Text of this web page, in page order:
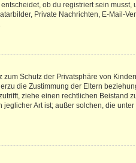
ob du registriert sein
Private Nachrichten, E-Mail-
Schutz der Privatsphäre von
die Zustimmung der Eltern
ziehe einen rechtlichen Beistand
Art ist; außer solchen, die